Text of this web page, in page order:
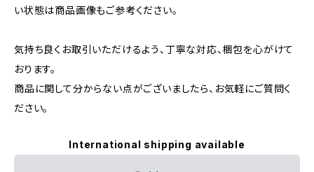
い状態は商品画像もご参考ください。
気持ち良くお取引いただけるよう、丁寧な対応、梱包を心がけて
おります。
商品に関して分からない点がございましたら、お気軽にご質問く
ださい。
International shipping available